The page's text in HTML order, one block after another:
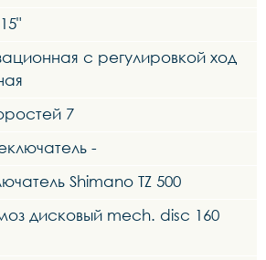
с регулировкой ход
7
-
Shimano TZ 500
дисковый mech. disc 160